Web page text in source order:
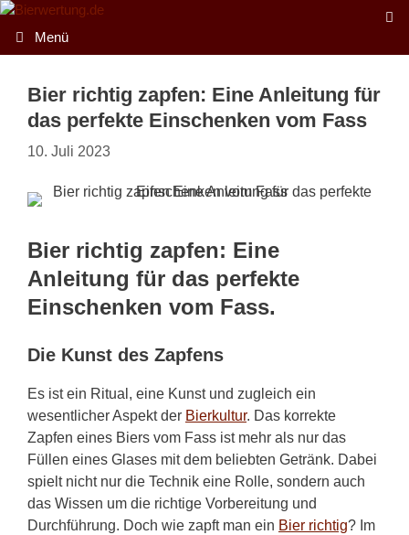
Zum
Inhalt
springen
Menü
Bier richtig zapfen: Eine Anleitung für
das perfekte Einschenken vom Fass
10. Juli 2023
Bier richtig zapfen: Eine
Anleitung für das perfekte
Einschenken vom Fass.
Die Kunst des Zapfens
Es ist ein Ritual, eine Kunst und zugleich ein
wesentlicher Aspekt der Bierkultur. Das korrekte
Zapfen eines Biers vom Fass ist mehr als nur das
Füllen eines Glases mit dem beliebten Getränk. Dabei
spielt nicht nur die Technik eine Rolle, sondern auch
das Wissen um die richtige Vorbereitung und
Durchführung. Doch wie zapft man ein Bier richtig? Im